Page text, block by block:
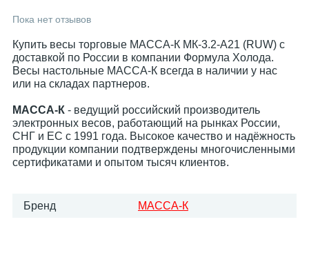
Пока нет отзывов
Купить весы торговые МАССА-К МК-3.2-А21 (RUW) с
доставкой по России в компании Формула Холода.
Весы настольные МАССА-К всегда в наличии у нас
или на складах партнеров.
МАССА-К - ведущий российский производитель
электронных весов, работающий на рынках России,
СНГ и ЕС с 1991 года. Высокое качество и надёжность
продукции компании подтверждены многочисленными
сертификатами и опытом тысяч клиентов.
Бренд МАССА-К